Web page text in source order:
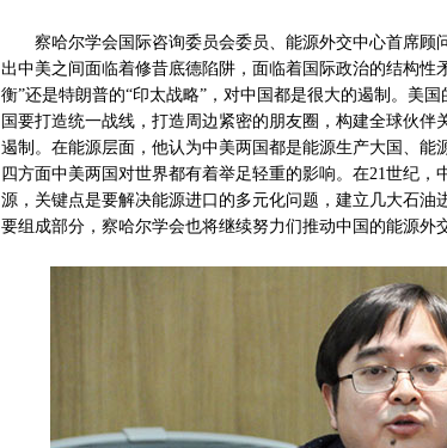
察哈尔学会国际咨询委员会委员、能源外交中心首席顾
出中美之间面临着修昔底德陷阱，面临着国际政治的结构性
衡”还是特朗普的“印太战略”，对中国都是很大的遏制。美
国要打造统一战线，打造周边紧密的朋友圈，构建全球伙
遏制。在能源层面，他认为中美两国都是能源生产大国、
四方面中美两国对世界都有着举足轻重的影响。在21世纪
源，关键点是要解决能源进口的多元化问题，建立几大石
要组成部分，察哈尔学会也将继续努力们推动中国的能源外